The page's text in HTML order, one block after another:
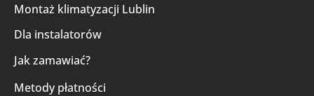
Montaż klimatyzacji Lublin
Dla instalatorów
Jak zamawiać?
Metody płatności